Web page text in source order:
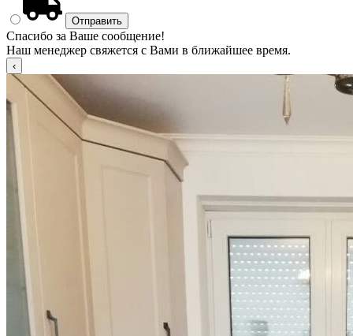
Спасибо за Ваше сообщение!
Наш менеджер свяжется с Вами в ближайшее время.